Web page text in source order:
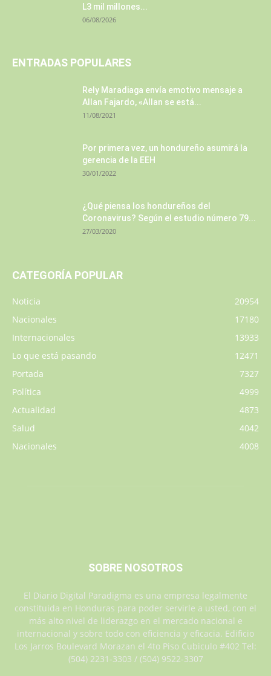
L3 mil millones...
06/08/2026
ENTRADAS POPULARES
Rely Maradiaga envía emotivo mensaje a
Allan Fajardo, «Allan se está...
11/08/2021
Por primera vez, un hondureño asumirá la
gerencia de la EEH
30/01/2022
¿Qué piensa los hondureños del
Coronavirus? Según el estudio número 79...
27/03/2020
CATEGORÍA POPULAR
Noticia
20954
Nacionales
17180
Internacionales
13933
Lo que está pasando
12471
Portada
7327
Política
4999
Actualidad
4873
Salud
4042
Nacionales
4008
SOBRE NOSOTROS
El Diario Digital Paradigma es una empresa legalmente
constituida en Honduras para poder servirle a usted, con el
más alto nivel de liderazgo en el mercado nacional e
internacional y sobre todo con eficiencia y eficacia. Edificio
Los Jarros Boulevard Morazan el 4to Piso Cubiculo #402 Tel:
(504) 2231-3303 / (504) 9522-3307